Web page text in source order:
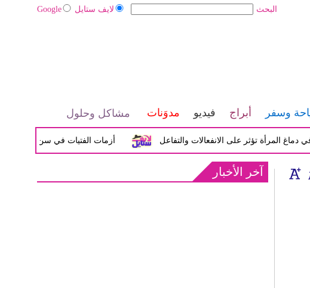
لايف ستايل Google البحث
وسفر أبراج فيديو مدوَنات مشاكل وحلول
أزمات الفتيات في سن المراهقة بين تؤثر على الانفعالات والتفاعل
آخر الأخبار